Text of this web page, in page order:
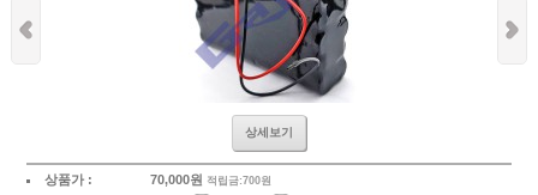
상세보기
상품가 : 70,000원 적립금:700원